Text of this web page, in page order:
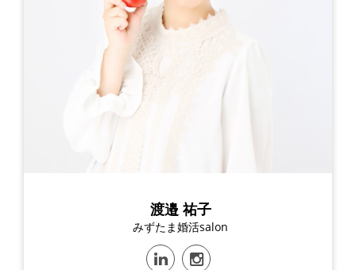
渡邉 祐子
みずたま婚活salon